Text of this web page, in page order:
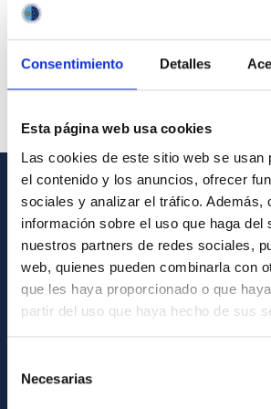
Consentimiento Detalles
Esta página web usa cookies
Las cookies de este sitio web se usan
el contenido y los anuncios, ofrecer
sociales y analizar el tráfico. Además,
información sobre el uso que haga del
nuestros partners de redes sociales,
web, quienes pueden combinarla con
que les haya proporcionado o que
partir del uso que haya hecho de sus
Necesarias
GENERAL INFORMATION
Contact
How to get to the IAC
List of personnel
Library
General register